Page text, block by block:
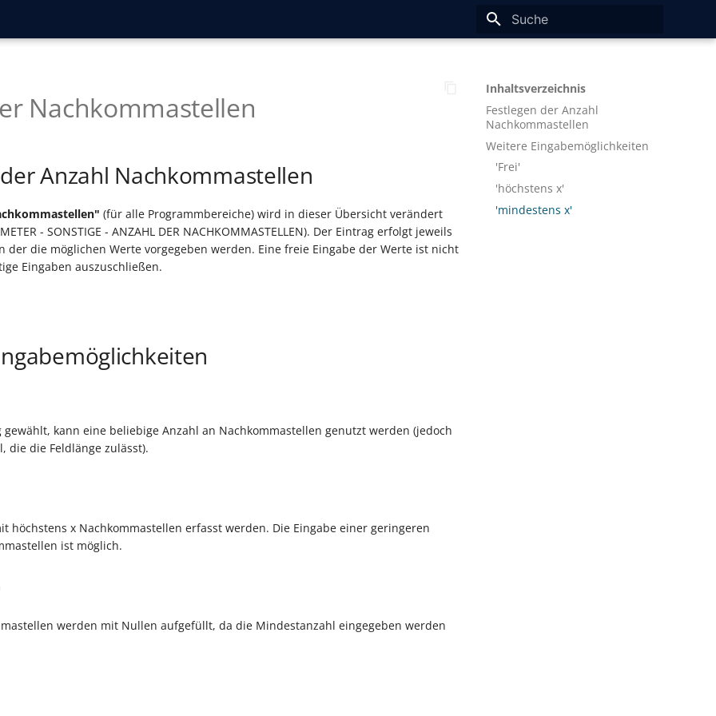
Nachkommastellen
Anzahl Nachkommastellen
(für alle Programmbereiche) wird in dieser Übersicht verändert
- SONSTIGE - ANZAHL DER NACHKOMMASTELLEN). Der Eintrag erfolgt jeweils
der die möglichen Werte vorgegeben werden. Eine freie Eingabe der Werte ist nicht
Eingaben auszuschließen.
kann eine beliebige Anzahl an Nachkommastellen genutzt werden (jedoch
die die Feldlänge zulässt).
höchstens x Nachkommastellen erfasst werden. Die Eingabe einer geringeren
ist möglich.
werden mit Nullen aufgefüllt, da die Mindestanzahl eingegeben werden
Inhaltsverzeichnis
Festlegen der Anzahl
Nachkommastellen
Weitere Eingabemöglichkeiten
'Frei'
'höchstens x'
'mindestens x'